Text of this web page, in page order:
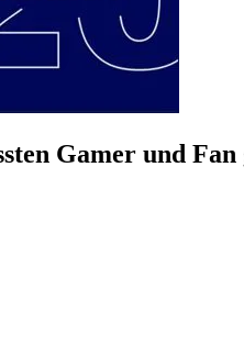
Gamer und